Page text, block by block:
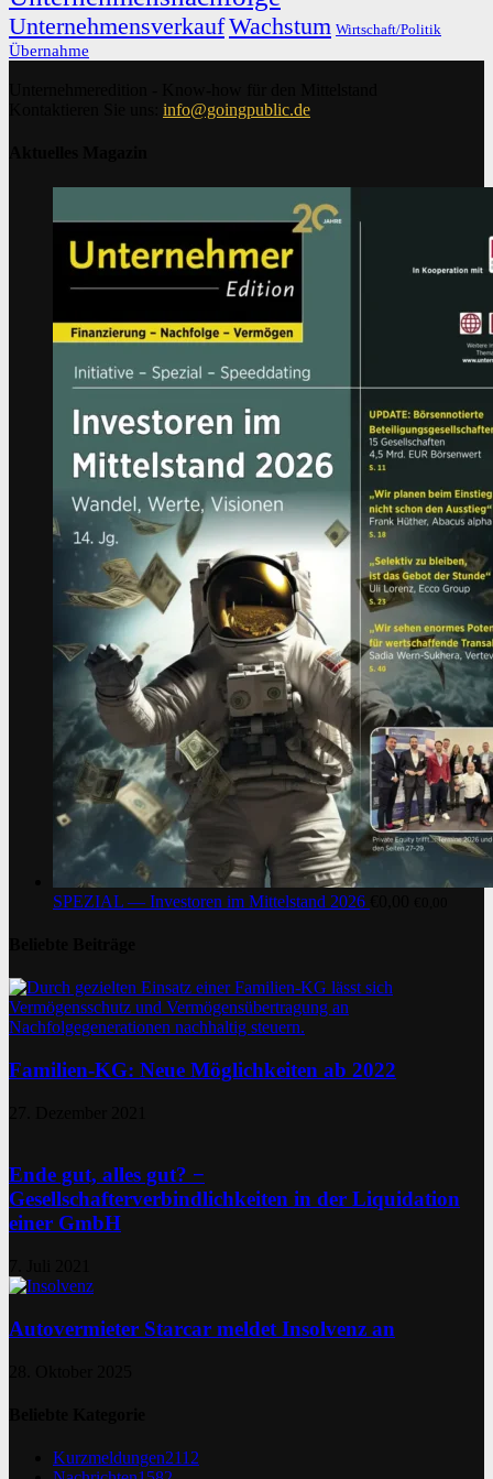
UnternehmensverkaufWachstum Wirtschaft/Politik
Übernahme
info@goingpublic.de
SPEZIAL — Investoren im Mittelstand 2026
Familien-KG: Neue Möglichkeiten ab 2022
Ende gut, alles gut? −
Gesellschafterverbindlichkeiten in der Liquidation
einer GmbH
Autovermieter Starcar meldet Insolvenz an
Kurzmeldungen2112